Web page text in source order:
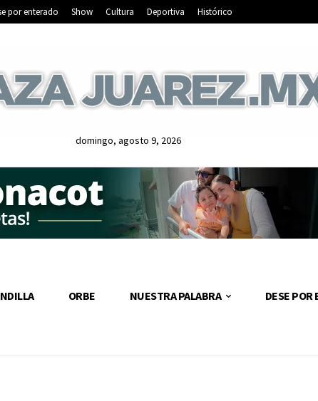
por enterado Show Cultura Deportiva Histórico
domingo, agosto 9, 2026
ORBE NUESTRA PALABRA DESE POR